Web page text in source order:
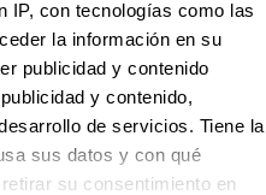
IP, con tecnologías como las
la información en su
publicidad y contenido
y contenido,
de servicios. Tiene la
sus datos y con qué
su consentimiento en
en la FIDMA el
la energía en